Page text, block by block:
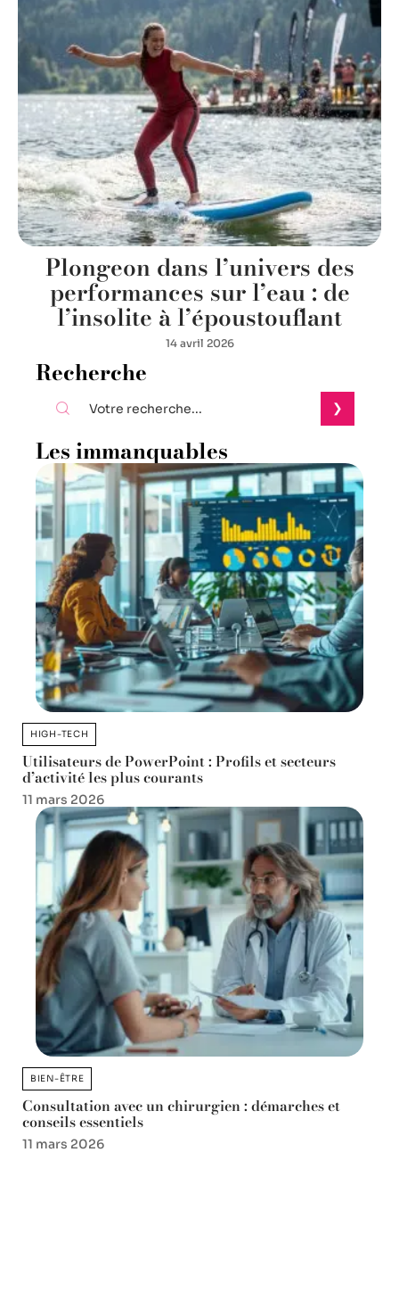
Plongeon dans l’univers des
performances sur l’eau : de
l’insolite à l’époustouflant
14 avril 2026
Recherche
Les immanquables
HIGH-TECH
Utilisateurs de PowerPoint : Profils et secteurs
d’activité les plus courants
11 mars 2026
BIEN-ÊTRE
Consultation avec un chirurgien : démarches et
conseils essentiels
11 mars 2026